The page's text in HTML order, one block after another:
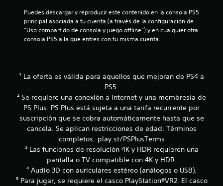
a
p
t
a
o
Puedes descargar y reproducir este contenido en la consola PS5
principal asociada a tu cuenta (a través de la configuración de
“Uso compartido de consola y juego offline”) y en cualquier otra
consola PS5 a la que entres con tu misma cuenta.
¹ La oferta es válida para aquellos que mejoran de PS4 a
PS5.
² Se requiere una conexión a Internet y una membresía de
PS Plus. PS Plus está sujeta a una tarifa recurrente por
suscripción que se cobra automáticamente hasta que se
cancela. Se aplican restricciones de edad. Términos
completos: play.st/PSPlusTerms
³ Las funciones de resolución 4K y HDR requieren una
pantalla o TV compatible con 4K y HDR.
⁴ Audio 3D con auriculares estéreo (análogos o USB).
⁵ Para jugar, se requiere el casco PlayStation®VR2. El casco